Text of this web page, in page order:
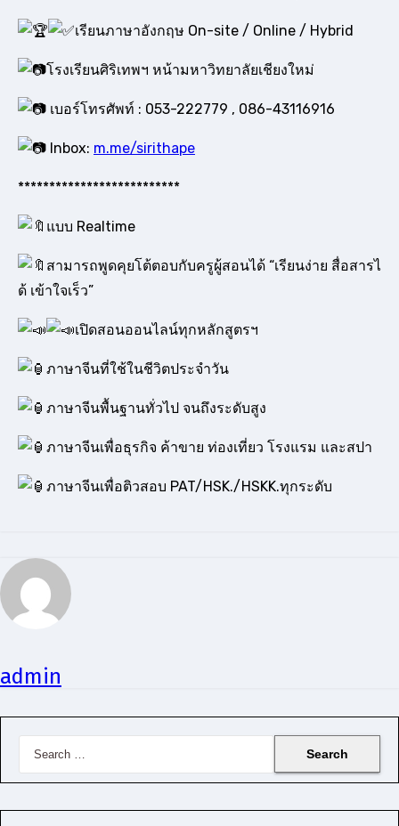
เรียนภาษาอังกฤษ On-site / Online / Hybrid
โรงเรียนศิริเทพฯ หน้ามหาวิทยาลัยเชียงใหม่
เบอร์โทรศัพท์ : 053-222779 , 086-43116916
Inbox: m.me/sirithape
**************************
แบบ Realtime
สามารถพูดคุยโต้ตอบกับครูผู้สอนได้ “เรียนง่าย สื่อสารไ
ด้ เข้าใจเร็ว”
เปิดสอนออนไลน์ทุกหลักสูตรฯ
ภาษาจีนที่ใช้ในชีวิตประจำวัน
ภาษาจีนพื้นฐานทั่วไป จนถึงระดับสูง
ภาษาจีนเพื่อธุรกิจ ค้าขาย ท่องเที่ยว โรงแรม และสปา
ภาษาจีนเพื่อติวสอบ PAT/HSK./HSKK.ทุกระดับ
admin
Search
for: